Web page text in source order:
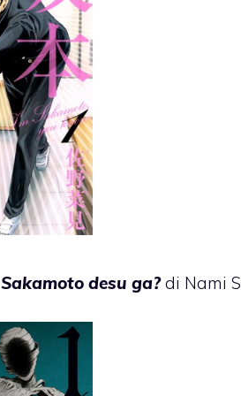
Sakamoto desu ga?di Nami